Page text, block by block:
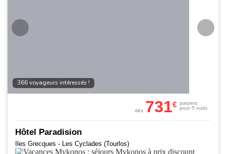
366 voyageurs intéressés !
Hôtel Paradision
Iles Grecques - Les Cyclades (Tourlos)
dès 731€ parpers.
pour 5 nuits